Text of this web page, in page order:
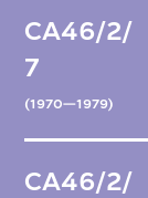
CA46/2/
7
(1970—1979)
CA46/2/